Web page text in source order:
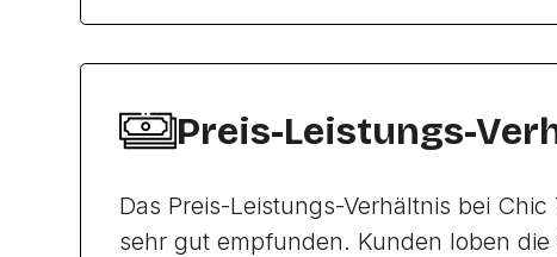
Preis-Leistungs-
Das Preis-Leistungs-Verhältnis bei
sehr gut empfunden. Kunden loben die